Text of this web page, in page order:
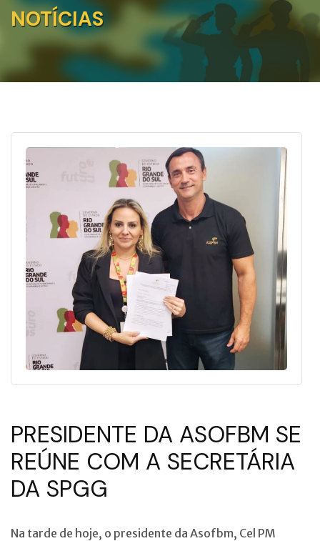
NOTÍCIAS
PRESIDENTE DA ASOFBM SE
REÚNE COM A SECRETÁRIA
DA SPGG
Na tarde de hoje, o presidente da Asofbm, Cel PM